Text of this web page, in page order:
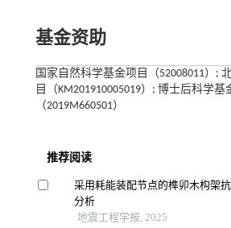
基金资助
国家自然科学基金项目（52008011）;
目（KM201910005019）; 博士后科学基
（2019M660501）